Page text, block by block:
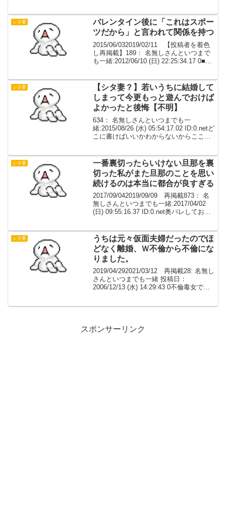
シタ妻
バレンタイン後に「これはスポー
ツだから」と言われて関係を持つ
2015/06/032019/02/11 【投稿者を着色
し再掲載】189： 名無しさんといつまで
も一緒:2012/06/10 (日) 22:25:34.17 0■相
じ...
シタ妻
【シタ妻？】若いうちに結婚して
しまって今更もっと遊んでおけば
よかったと後悔【不明】
634： 名無しさんといつまでも一
緒:2015/08/26 (水) 05:54:17.02 ID:0.netど
こに書けばいいかわからないからここに
同じ年頃の女○は恋愛し...
シタ妻
一番裏切ったらいけない旦那を裏
切った私がまた旦那のことを思い
続けるのは本当に都合が良すぎる
2017/09/042019/09/09 再掲載873： 名
無しさんといつまでも一緒:2017/04/02
(日) 09:55:16.37 ID:0.net奥バレしてお互
シタ妻
うちは元々仮面夫婦だったのでほ
どなく離婚、Ｗ不倫から不倫にな
りました。
2019/04/292021/03/12 再掲載28: 名無し
さんといつまでも一緒 投稿日：
2006/12/13 (水) 14:29:43 0不倫毒女で
スポンサーリンク